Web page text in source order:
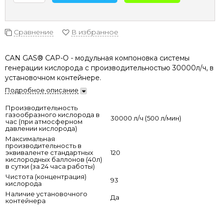
Сравнение В избранное
​CAN GAS® CAP-O - модульная компоновка системы
генерации кислорода с производительностью 30000л/ч, в
установочном контейнере.​
Подробное описание
Производительность
газообразного кислорода в
час (при атмосферном
давлении кислорода)
30000 л/ч (500 л/мин)
Максимальная
производительность в
эквиваленте стандартных
кислородных баллонов (40л)
в сутки (за 24 часа работы)
120
Чистота (концентрация)
кислорода
93
Наличие установочного
контейнера
Да